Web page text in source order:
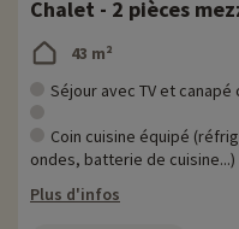
Chalet - 2 pièces
43 m²
Séjour avec TV et
Coin cuisine équipé
ondes, batterie de cuisine...)
Plus d'infos